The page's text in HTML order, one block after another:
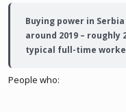
Buying power in
around 2019 –
typical full-time
People who: